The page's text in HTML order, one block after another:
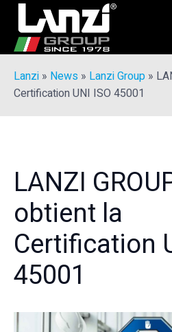
Lanzi » News » Lanzi Group »
Certification UNI ISO 45001
LANZI
obtient la
Certification
45001